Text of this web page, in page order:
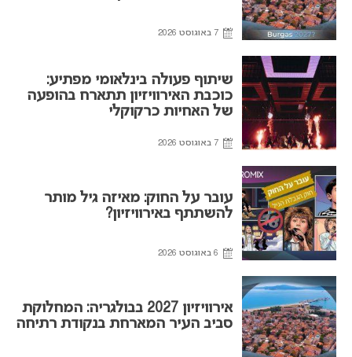
7 באוגוסט 2026
שיתוף פעולה בינלאומי מפתיע:
כוכבת האירוויזיון תתארח בהופעה
של האחיות כרקוקלי
7 באוגוסט 2026
עובר על החוק: מאיזה גיל מותר
להשתתף באירוויזיון?
6 באוגוסט 2026
אירוויזיון 2027 בבולגריה: המחלוקת
סביב העיר המארחת בנקודת רתיחה